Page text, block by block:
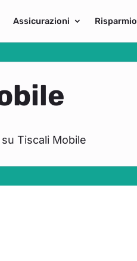
Assicurazioni Risparmio
Tiscali Mobile